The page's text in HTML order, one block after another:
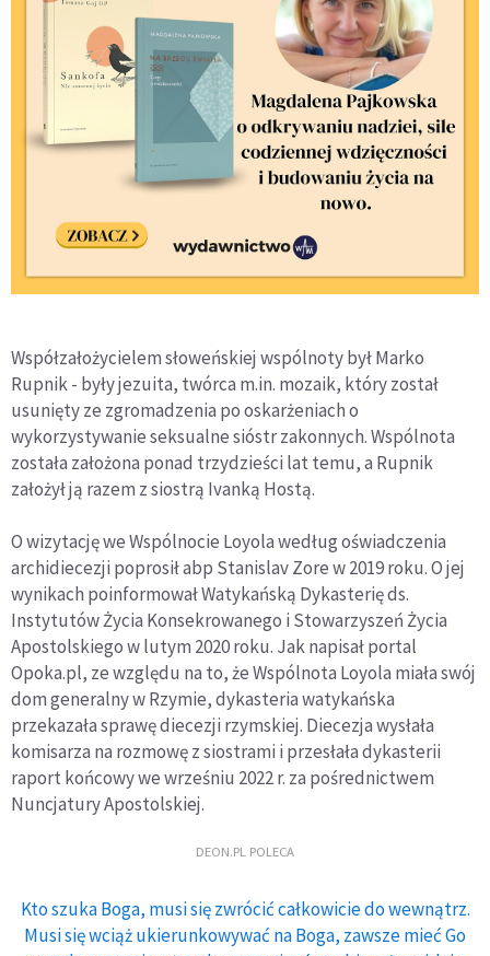
Współzałożycielem słoweńskiej wspólnoty był Marko
Rupnik - były jezuita, twórca m.in. mozaik, który został
usunięty ze zgromadzenia po oskarżeniach o
wykorzystywanie seksualne sióstr zakonnych. Wspólnota
została założona ponad trzydzieści lat temu, a Rupnik
założył ją razem z siostrą Ivanką Hostą.
O wizytację we Wspólnocie Loyola według oświadczenia
archidiecezji poprosił abp Stanislav Zore w 2019 roku. O jej
wynikach poinformował Watykańską Dykasterię ds.
Instytutów Życia Konsekrowanego i Stowarzyszeń Życia
Apostolskiego w lutym 2020 roku. Jak napisał portal
Opoka.pl, ze względu na to, że Wspólnota Loyola miała swój
dom generalny w Rzymie, dykasteria watykańska
przekazała sprawę diecezji rzymskiej. Diecezja wysłała
komisarza na rozmowę z siostrami i przesłała dykasterii
raport końcowy we wrześniu 2022 r. za pośrednictwem
Nuncjatury Apostolskiej.
DEON.PL POLECA
Kto szuka Boga, musi się zwrócić całkowicie do wewnątrz.
Musi się wciąż ukierunkowywać na Boga, zawsze mieć Go